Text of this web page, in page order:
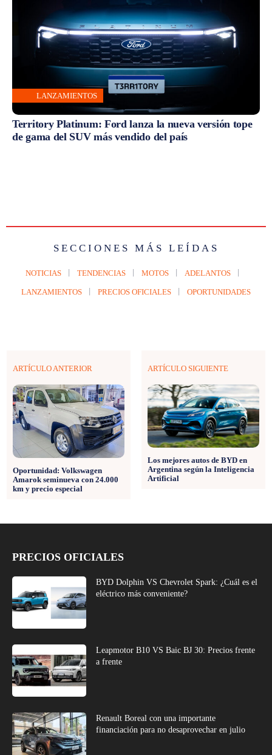
LANZAMIENTOS
Territory Platinum: Ford lanza la nueva versión tope
de gama del SUV más vendido del país
SECCIONES MÁS LEÍDAS
NOTICIAS TENDENCIAS MOTOS ADELANTOS
LANZAMIENTOS PRECIOS OFICIALES OPORTUNIDADES
ARTÍCULO ANTERIOR
Oportunidad: Volkswagen
Amarok seminueva con 24.000
km y precio especial
ARTÍCULO SIGUIENTE
Los mejores autos de BYD en
Argentina según la Inteligencia
Artificial
PRECIOS OFICIALES
BYD Dolphin VS Chevrolet Spark: ¿Cuál es el
eléctrico más conveniente?
Leapmotor B10 VS Baic BJ 30: Precios frente
a frente
Renault Boreal con una importante
financiación para no desaprovechar en julio